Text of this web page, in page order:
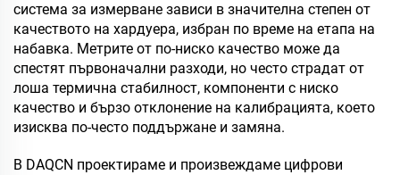
система за измерване зависи в значителна степен от
качеството на хардуера, избран по време на етапа на
набавка. Метрите от по-ниско качество може да
спестят първоначални разходи, но често страдат от
лоша термична стабилност, компоненти с ниско
качество и бързо отклонение на калибрацията, което
изисква по-често поддържане и замяна.
В DAQCN проектираме и произвеждаме цифрови